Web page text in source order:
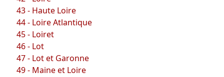
43 - Haute Loire
44 - Loire Atlantique
45 - Loiret
46 - Lot
47 - Lot et Garonne
49 - Maine et Loire